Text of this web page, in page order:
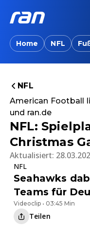
Home NFL
NFL
American Football
und ran.de
NFL:
Christmas
Aktualisiert:
NFL
Seahawks
Teams für
Videoclip • 03:45 Min
Teilen